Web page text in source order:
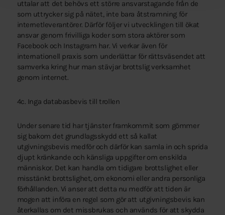
uttalar att det behövs ett större ansvarstagande från de
som uttrycker sig på nätet, inte bara åtstramning för
internetleverantörer. Därför följer vi utvecklingen till ökat
ansvar genom frivilliga koder som stora aktörer som
Facebook och Instagram har. Vi verkar även för
internationell praxis som underlättar för rättsväsendet att
samverka kring hur man stävjar brottslig verksamhet
genom internet.
4c. Inga databasbevis till trollen
Under senare tid har tjänster framkommit som gömmer
sig bakom det grundlagsskydd ett så kallat
utgivningsbevis medför och därför kan samla in och sprida
djupt kränkande och känsliga uppgifter om enskilda
människor. Det kan handla om tidigare brottslighet eller
misstänkt brottslighet, om ekonomi eller andra personliga
förhållanden. Vi anser att detta nu medför att tiden är
mogen att införa en regel som gör att utgivningsbevis kan
återkallas om det missbrukas och används för att skydda